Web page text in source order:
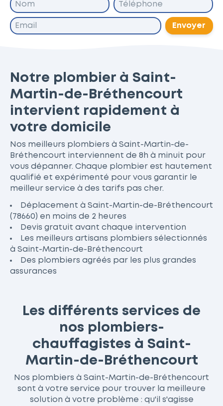
Envoyer
Notre plombier à Saint-
Martin-de-Bréthencourt
intervient rapidement à
votre domicile
Nos meilleurs plombiers à Saint-Martin-de-
Bréthencourt interviennent de 8h à minuit pour
vous dépanner. Chaque plombier est hautement
qualifié et expérimenté pour vous garantir le
meilleur service à des tarifs pas cher.
Déplacement à Saint-Martin-de-Bréthencourt
(78660) en moins de 2 heures
Devis gratuit avant chaque intervention
Les meilleurs artisans plombiers sélectionnés
à Saint-Martin-de-Bréthencourt
Des plombiers agréés par les plus grandes
assurances
Les différents services de
nos plombiers-
chauffagistes à Saint-
Martin-de-Bréthencourt
Nos plombiers à Saint-Martin-de-Bréthencourt
sont à votre service pour trouver la meilleure
solution à votre problème : qu'il s'agisse